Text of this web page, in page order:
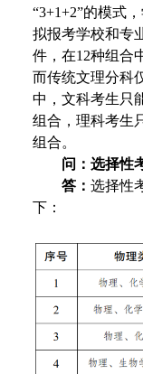
“3+1+2”的模式
拟报考学校和专
件，在12种组合
而传统文理分科
中，文科考生只
组合，理科考生
组合。
问：选择性
答： 选择性
下：